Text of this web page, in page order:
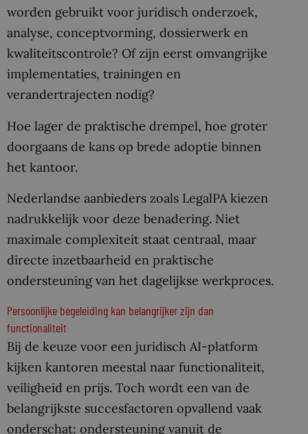
worden gebruikt voor juridisch onderzoek,
analyse, conceptvorming, dossierwerk en
kwaliteitscontrole? Of zijn eerst omvangrijke
implementaties, trainingen en
verandertrajecten nodig?
Hoe lager de praktische drempel, hoe groter
doorgaans de kans op brede adoptie binnen
het kantoor.
Nederlandse aanbieders zoals LegalPA kiezen
nadrukkelijk voor deze benadering. Niet
maximale complexiteit staat centraal, maar
directe inzetbaarheid en praktische
ondersteuning van het dagelijkse werkproces.
Persoonlijke begeleiding kan belangrijker zijn dan
functionaliteit
Bij de keuze voor een juridisch AI-platform
kijken kantoren meestal naar functionaliteit,
veiligheid en prijs. Toch wordt een van de
belangrijkste succesfactoren opvallend vaak
onderschat: ondersteuning vanuit de